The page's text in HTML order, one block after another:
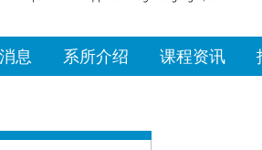
息 系所介绍 课程资讯